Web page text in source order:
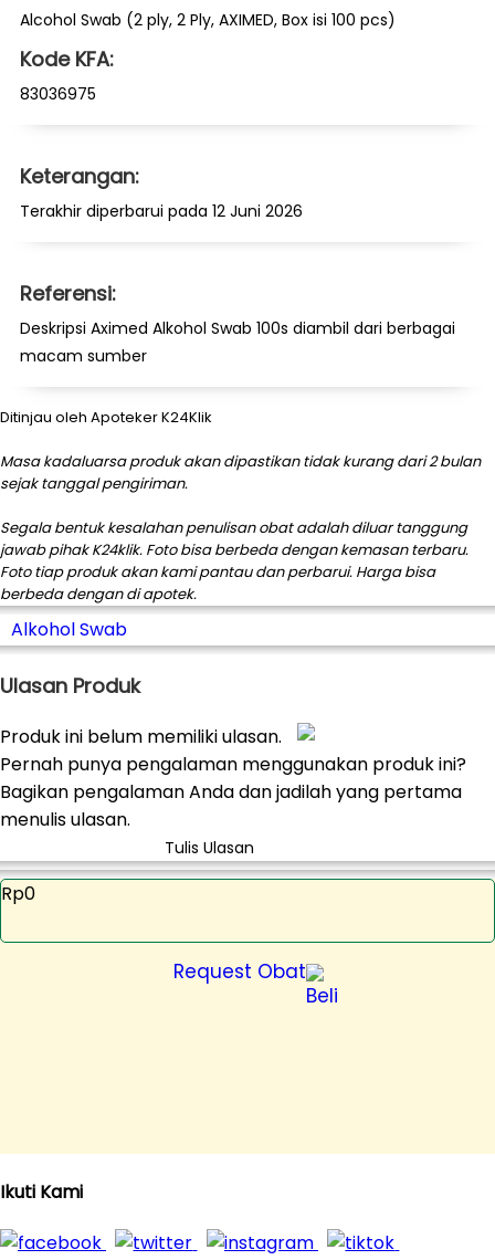
Alcohol Swab (2 ply, 2 Ply, AXIMED, Box isi 100 pcs)
Kode KFA:
83036975
Keterangan:
Terakhir diperbarui pada 12 Juni 2026
Referensi:
Deskripsi Aximed Alkohol Swab 100s diambil dari berbagai
macam sumber
Ditinjau oleh Apoteker K24Klik
Masa kadaluarsa produk akan dipastikan tidak kurang dari 2 bulan
sejak tanggal pengiriman.
Segala bentuk kesalahan penulisan obat adalah diluar tanggung
jawab pihak K24klik. Foto bisa berbeda dengan kemasan terbaru.
Foto tiap produk akan kami pantau dan perbarui. Harga bisa
berbeda dengan di apotek.
Alkohol Swab
Ulasan Produk
Produk ini belum memiliki ulasan.
Pernah punya pengalaman menggunakan produk ini?
Bagikan pengalaman Anda dan jadilah yang pertama
menulis ulasan.
Tulis Ulasan
Rp0
Request Obat
Ikuti Kami